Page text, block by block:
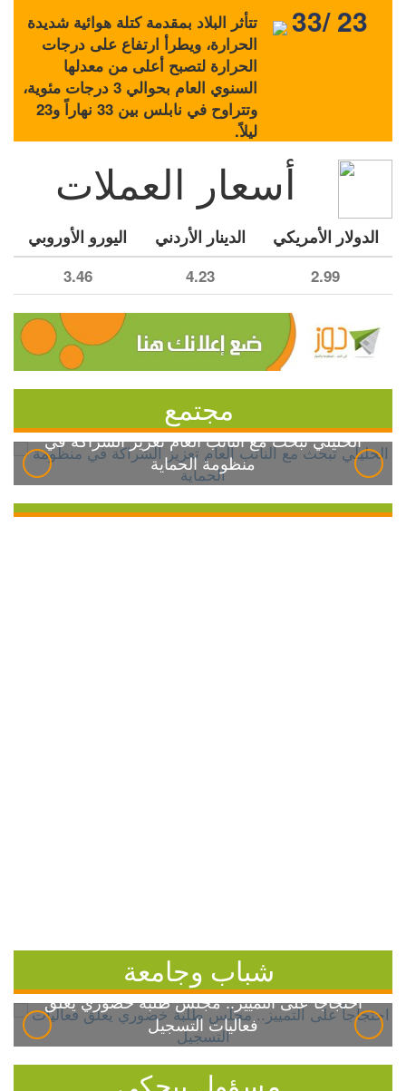
تتأثر البلاد بمقدمة كتلة هوائية شديدة
الحرارة، ويطرأ ارتفاع على درجات
الحرارة لتصبح أعلى من معدلها
السنوي العام بحوالي 3 درجات مئوية،
وتتراوح في نابلس بين 33 نهاراً و23
ليلاً.
33/ 23
أسعار العملات
الدولار الأمريكي الدينار الأردني اليورو الأوروبي
2.99
4.23
3.46
مجتمع
الخليلي تبحث مع النائب العام تعزيز الشراكة في
منظومة الحماية
شباب وجامعة
احتجاجاً على التمييز.. مجلس طلبة خضوري يعلق
فعاليات التسجيل